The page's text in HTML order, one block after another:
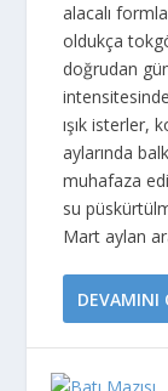
alacalı
oldukça
doğrudan
ışık isterler,
aylarında
muhafaza
su
Mart aylan
DEVAMINI